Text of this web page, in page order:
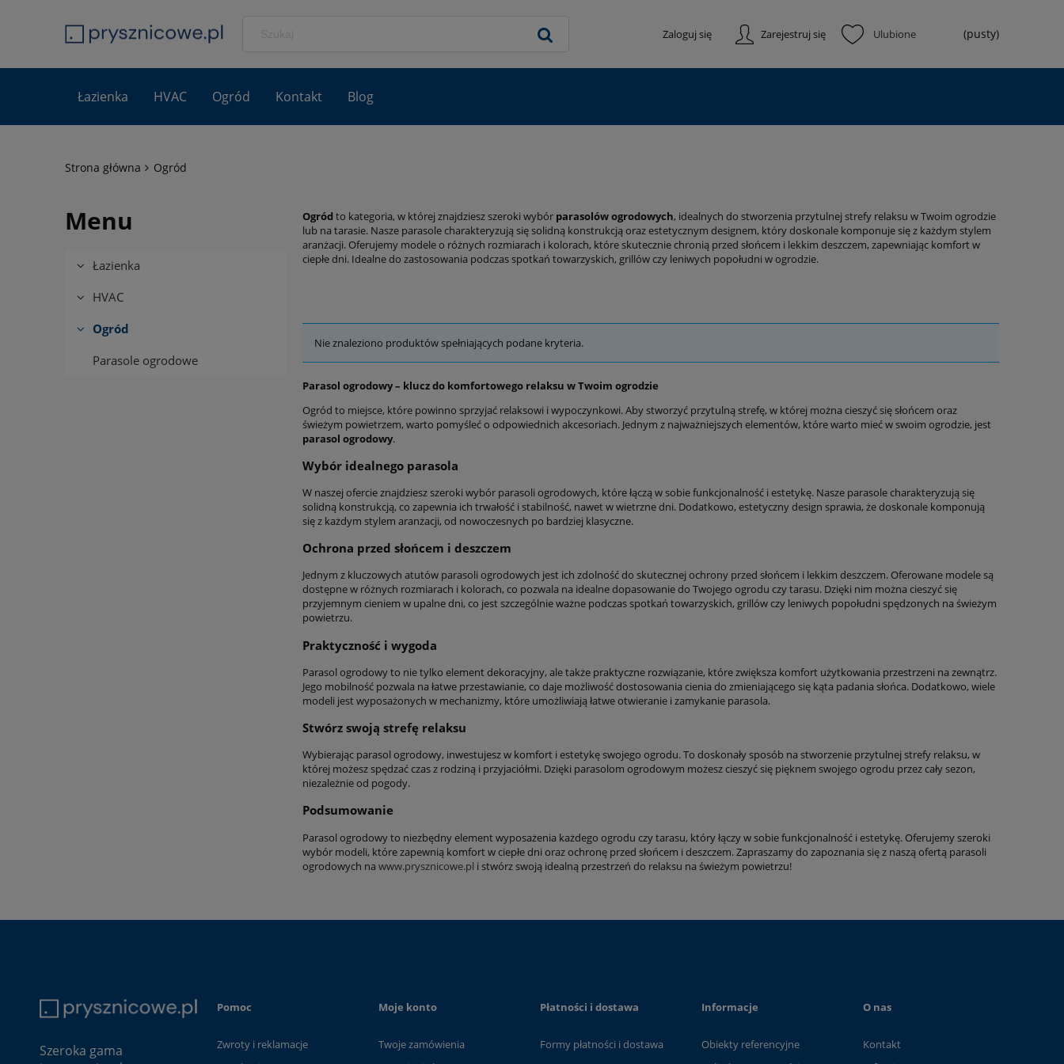
Zarejestruj się
Zaloguj się (pusty)
Łazienka HVAC Ogród Kontakt Blog
Strona główna Ogród
Menu
Łazienka
HVAC
Ogród
Parasole ogrodowe
Ogródto kategoria, w której znajdziesz szeroki wybór parasolów ogrodowych, idealnych do stworzenia przytulnej strefy relaksu w Twoim ogrodzie
lub na tarasie. Nasze parasole charakteryzują się solidną konstrukcją oraz estetycznym designem, który doskonale komponuje się z każdym stylem
aranżacji. Oferujemy modele o różnych rozmiarach i kolorach, które skutecznie chronią przed słońcem i lekkim deszczem, zapewniając komfort w
ciepłe dni. Idealne do zastosowania podczas spotkań towarzyskich, grillów czy leniwych popołudni w ogrodzie.
Nie znaleziono produktów spełniających podane kryteria.
Parasol ogrodowy – klucz do komfortowego relaksu w Twoim ogrodzie
Ogród to miejsce, które powinno sprzyjać relaksowi i wypoczynkowi. Aby stworzyć przytulną strefę, w której można cieszyć się słońcem oraz
świeżym powietrzem, warto pomyśleć o odpowiednich akcesoriach. Jednym z najważniejszych elementów, które warto mieć w swoim ogrodzie, jest
parasol ogrodowy.
Wybór idealnego parasola
W naszej ofercie znajdziesz szeroki wybór parasoli ogrodowych, które łączą w sobie funkcjonalność i estetykę. Nasze parasole charakteryzują się
solidną konstrukcją, co zapewnia ich trwałość i stabilność, nawet w wietrzne dni. Dodatkowo, estetyczny design sprawia, że doskonale komponują
się z każdym stylem aranżacji, od nowoczesnych po bardziej klasyczne.
Ochrona przed słońcem i deszczem
Jednym z kluczowych atutów parasoli ogrodowych jest ich zdolność do skutecznej ochrony przed słońcem i lekkim deszczem. Oferowane modele są
dostępne w różnych rozmiarach i kolorach, co pozwala na idealne dopasowanie do Twojego ogrodu czy tarasu. Dzięki nim można cieszyć się
przyjemnym cieniem w upalne dni, co jest szczególnie ważne podczas spotkań towarzyskich, grillów czy leniwych popołudni spędzonych na świeżym
powietrzu.
Praktyczność i wygoda
Parasol ogrodowy to nie tylko element dekoracyjny, ale także praktyczne rozwiązanie, które zwiększa komfort użytkowania przestrzeni na zewnątrz.
Jego mobilność pozwala na łatwe przestawianie, co daje możliwość dostosowania cienia do zmieniającego się kąta padania słońca. Dodatkowo, wiele
modeli jest wyposażonych w mechanizmy, które umożliwiają łatwe otwieranie i zamykanie parasola.
Stwórz swoją strefę relaksu
Wybierając parasol ogrodowy, inwestujesz w komfort i estetykę swojego ogrodu. To doskonały sposób na stworzenie przytulnej strefy relaksu, w
której możesz spędzać czas z rodziną i przyjaciółmi. Dzięki parasolom ogrodowym możesz cieszyć się pięknem swojego ogrodu przez cały sezon,
niezależnie od pogody.
Podsumowanie
Parasol ogrodowy to niezbędny element wyposażenia każdego ogrodu czy tarasu, który łączy w sobie funkcjonalność i estetykę. Oferujemy szeroki
wybór modeli, które zapewnią komfort w ciepłe dni oraz ochronę przed słońcem i deszczem. Zapraszamy do zapoznania się z naszą ofertą parasoli
ogrodowych na www.prysznicowe.pl i stwórz swoją idealną przestrzeń do relaksu na świeżym powietrzu!
Pomoc
Zwroty i reklamacje
Moje konto
Twoje zamówienia
Płatności i dostawa
Formy płatności i dostawa
Informacje
Obiekty referencyjne
O nas
Kontakt
Szeroka gama